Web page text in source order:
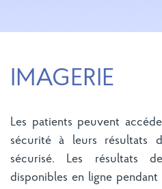
IMAGERIE
Les patients peuvent
sécurité à leurs résultats
sécurisé. Les résultats
disponibles en ligne